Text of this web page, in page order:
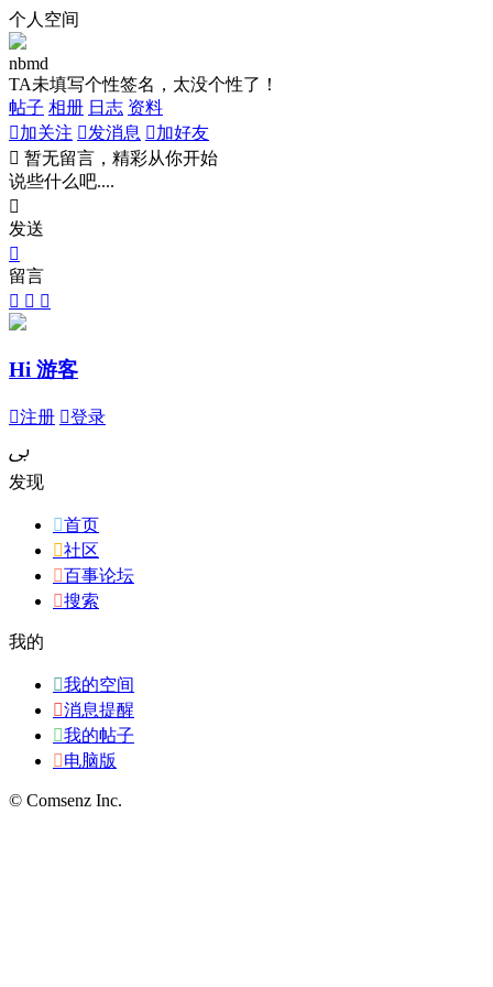
个人空间
nbmd
TA未填写个性签名，太没个性了！
帖子 相册 日志 资料
加关注 发消息 加好友
 暂无留言，精彩从你开始
说些什么吧....

发送

留言
  
Hi 游客
注册 登录
ﰉ
发现
首页
社区
百事论坛
搜索
我的
我的空间
消息提醒
我的帖子
电脑版
© Comsenz Inc.